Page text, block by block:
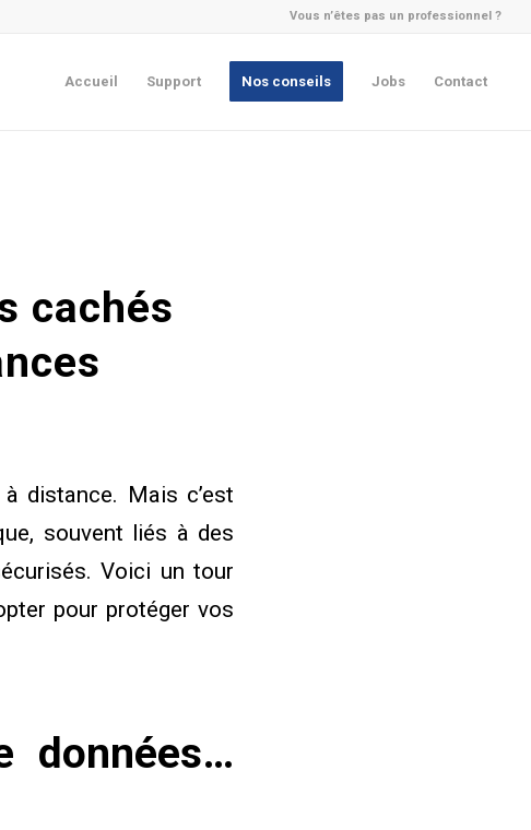
Vous n’êtes pas un professionnel ?
Accueil Support Nos conseils Jobs Contact
cachés
distance. Mais c’est
souvent liés à des
Voici un tour
pour protéger vos
données…